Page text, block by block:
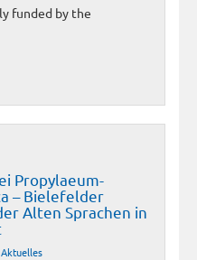
funded by the
Propylaeum-
– Bielefelder
Alten Sprachen in
Aktuelles